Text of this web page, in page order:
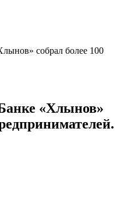
собрал более 100
«Хлынов»